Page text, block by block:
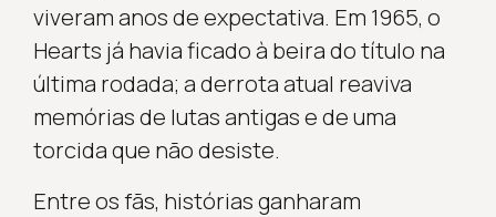
viveram anos de expectativa. Em 1965, o
Hearts já havia ficado à beira do título na
última rodada; a derrota atual reaviva
memórias de lutas antigas e de uma
torcida que não desiste.
Entre os fãs, histórias ganharam